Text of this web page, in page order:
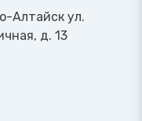
Алтайск ул.
д. 13